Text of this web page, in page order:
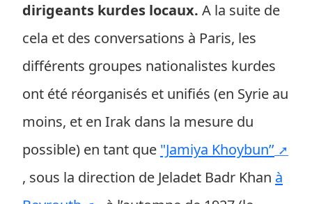
dirigeants kurdes locaux. A la suite de
cela et des conversations à Paris, les
différents groupes nationalistes kurdes
ont été réorganisés et unifiés (en Syrie au
moins, et en Irak dans la mesure du
possible) en tant que "Jamiya Khoybun’’
, sous la direction de Jeladet Badr Khan à